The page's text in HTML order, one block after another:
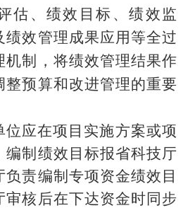
估、绩效目标、绩效监
绩效管理成果应用等全过
机制，将绩效管理结果作
整预算和改进管理的重要
位应在项目实施方案或项
编制绩效目标报省科技厅
责编制专项资金绩效目
审核后在下达资金时同步